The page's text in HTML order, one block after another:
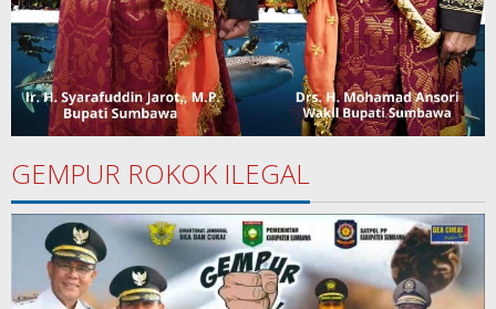
GEMPUR ROKOK ILEGAL